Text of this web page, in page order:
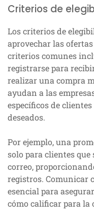
Criterios de
Los criterios de
aprovechar las
criterios comunes
registrarse para
realizar una compra
ayudan a las
específicos de
deseados.
Por ejemplo, una
solo para clientes
correo,
registros. Comunicar
esencial para
cómo calificar para la